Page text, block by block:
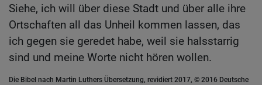
Siehe, ich will über diese Stadt und über alle ihre
Ortschaften all das Unheil kommen lassen, das
ich gegen sie geredet habe, weil sie halsstarrig
sind und meine Worte nicht hören wollen.
Die Bibel nach Martin Luthers Übersetzung, revidiert 2017, © 2016 Deutsche